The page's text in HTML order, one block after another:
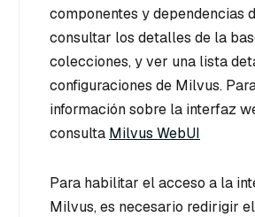
componentes y dependencias
consultar los detalles de la
colecciones, y ver una lista
configuraciones de Milvus.
información sobre la interfaz
consulta Milvus WebUI
Para habilitar el acceso a la
Milvus, es necesario redirigir